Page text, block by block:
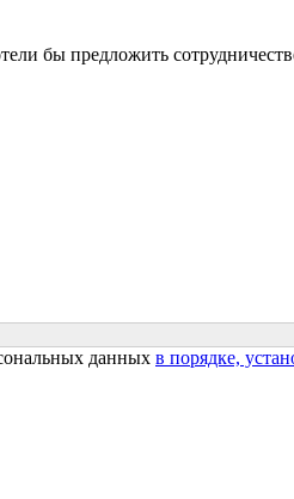
бы предложить
данных в порядке,